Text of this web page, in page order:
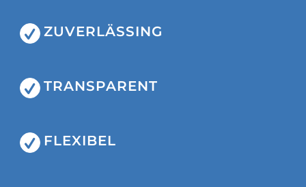
ZUVERLÄSSING
TRANSPARENT
FLEXIBEL